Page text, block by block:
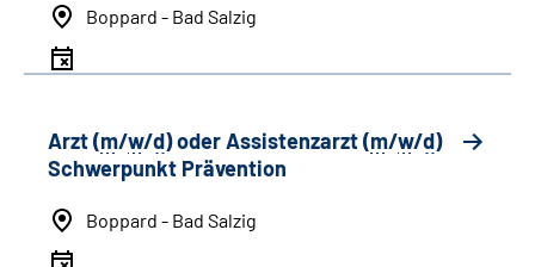
Boppard - Bad Salzig
Arzt (m/w/d) oder Assistenzarzt (m/w/d)
Schwerpunkt Prävention
Boppard - Bad Salzig